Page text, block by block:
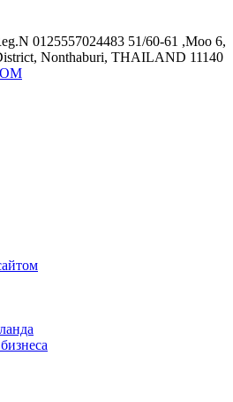
0125557024483 51/60-61 ,Moo 6,
Nonthaburi, THAILAND 11140